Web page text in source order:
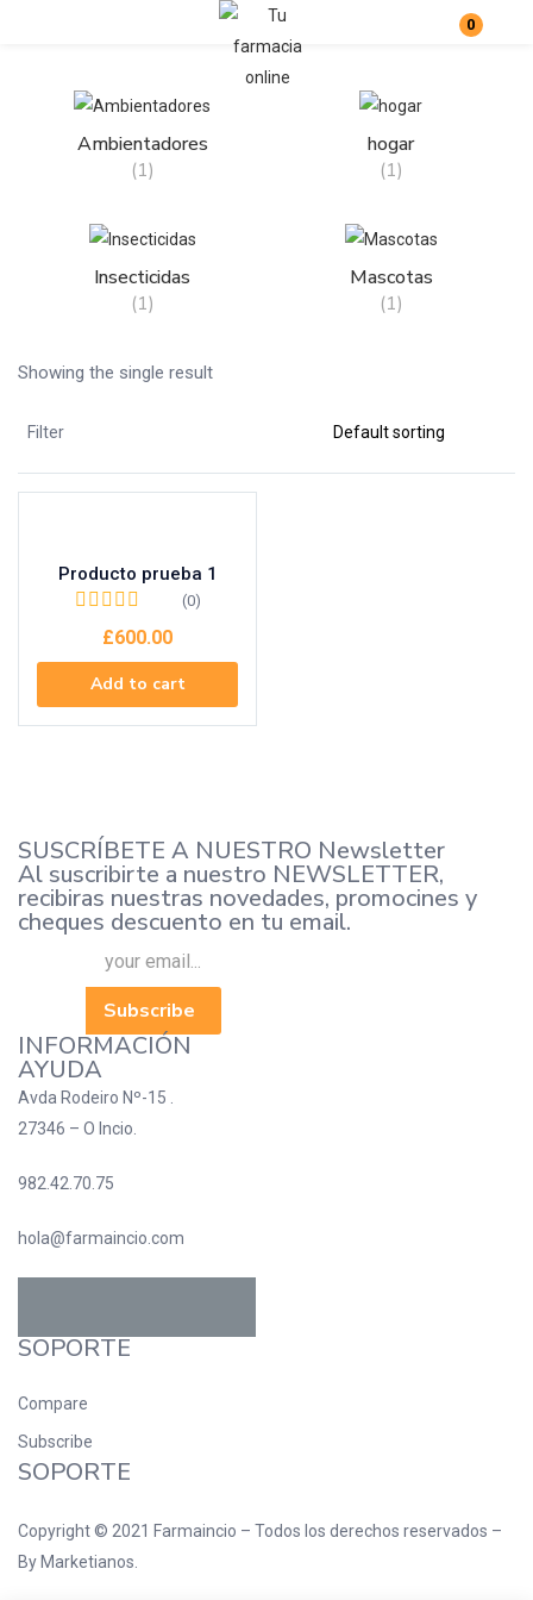
0
Enter your username and password to login.
Remember me Lost password?
Ambientadores
(1)
hogar
(1)
Insecticidas
(1)
Mascotas
(1)
Showing the single result
Filter
Producto prueba 1
(0)
£600.00
Add to cart
SUSCRÍBETE A NUESTRO Newsletter
Al suscribirte a nuestro NEWSLETTER,
recibiras nuestras novedades, promocines y
cheques descuento en tu email.
Subscribe
INFORMACIÓN
AYUDA
Avda Rodeiro Nº-15 .
27346 – O Incio.
982.42.70.75
hola@farmaincio.com
SOPORTE
Compare
Subscribe
SOPORTE
Copyright © 2021 Farmaincio – Todos los derechos reservados –
By Marketianos.